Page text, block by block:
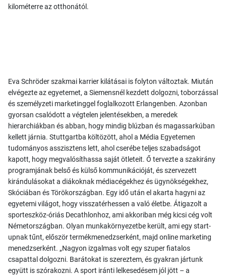
kilométerre az otthonától.
Eva Schröder szakmai karrier kilátásai is folyton változtak. Miután
elvégezte az egyetemet, a Siemensnél kezdett dolgozni, toborzással
és személyzeti marketinggel foglalkozott Erlangenben. Azonban
gyorsan csalódott a végtelen jelentésekben, a meredek
hierarchiákban és abban, hogy mindig blúzban és magassarkúban
kellett járnia. Stuttgartba költözött, ahol a Média Egyetemen
tudományos asszisztens lett, ahol cserébe teljes szabadságot
kapott, hogy megvalósíthassa saját ötleteit. Ő tervezte a szakirány
programjának belső és külső kommunikációját, és szervezett
kirándulásokat a diákoknak médiacégekhez és ügynökségekhez,
Skóciában és Törökországban. Egy idő után el akarta hagyni az
egyetemi világot, hogy visszatérhessen a való életbe. Átigazolt a
sporteszköz-óriás Decathlonhoz, ami akkoriban még kicsi cég volt
Németországban. Olyan munkakörnyezetbe került, ami egy start-
upnak tűnt, először termékmenedzserként, majd online marketing
menedzserként. „Nagyon izgalmas volt egy szuper fiatalos
csapattal dolgozni. Barátokat is szereztem, és gyakran jártunk
együtt is szórakozni. A sport iránti lelkesedésem jól jött – a